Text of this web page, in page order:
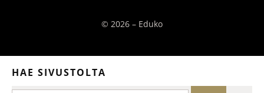
© 2026 – Eduko
HAE SIVUSTOLTA